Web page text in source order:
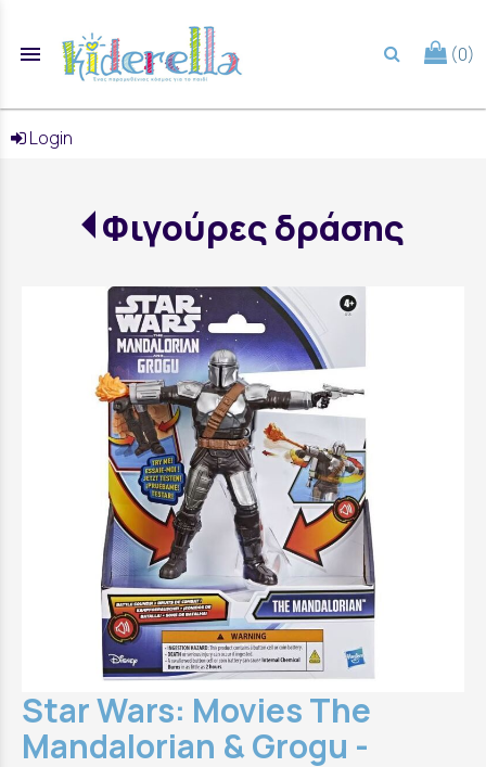
menu (0)
Login
Φιγούρες δράσης
Star Wars: Movies The
Mandalorian & Grogu -